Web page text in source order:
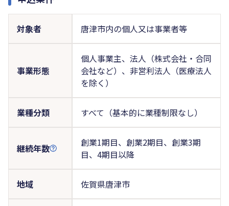
対象者 唐津市内の個人又は事業者等
事業形態
個人事業主、法人（株式会社・合同
会社など）、非営利法人（医療法人
を除く）
業種分類 すべて（基本的に業種制限なし）
継続年数
創業1期目、創業2期目、創業3期
目、4期目以降
地域 佐賀県唐津市